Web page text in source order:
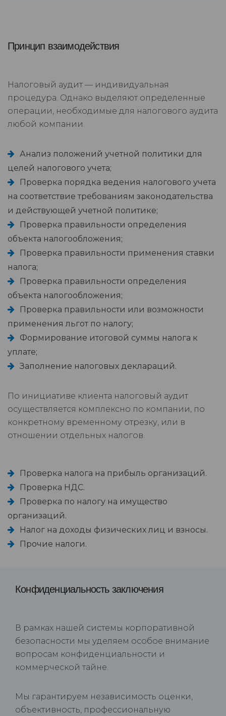
Принцип взаимодействия
Налоговый аудит — индивидуальная
процедура. Однако выделяют определенные
операции, необходимые для налогового аудита
любой компании.
Анализ положений учетной политики для
целей налогового учета;
Проверка порядка ведения налогового учета
на соответствие требованиям законодательства
и действующей учетной политике;
Проверка правильности определения
объекта налогообложения;
Проверка правильности применения ставки
налога;
Проверка правильности определения
объекта налогообложения;
Проверка правильности или возможности
применения льгот по налогу;
Формирование итоговой суммы налога к
уплате;
Заполнение налоговых деклараций.
По инициативе клиента налоговый аудит
осуществляется комплексно по компании, по
конкретному временному отрезку, или в
отношении отдельных налогов.
Проверка налога на прибыль организаций.
Проверка НДС.
Проверка по налогу на имущество
организаций.
Налог на доходы физических лиц и взносы.
Прочие налоги.
Конфиденциальность заключения
В рамках нашей системы корпоративной
безопасности мы уделяем особое внимание
вопросам конфиденциальности и
коммерческой тайне.
Мы гарантируем независимость оценки,
объективность, профессиональную